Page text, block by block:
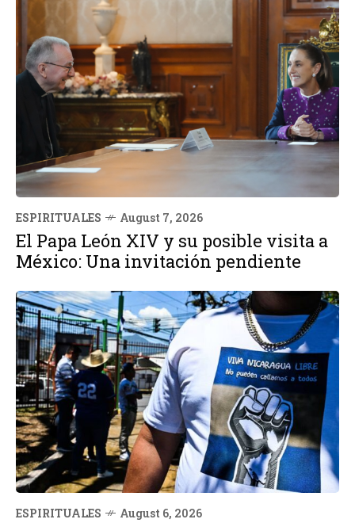
ESPIRITUALES August 7, 2026
El Papa León XIV y su posible visita a
México: Una invitación pendiente
ESPIRITUALES August 6, 2026